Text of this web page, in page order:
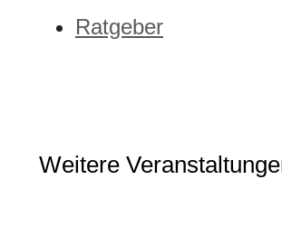
Ratgeber
Weitere